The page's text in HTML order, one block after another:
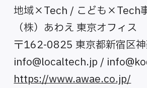
地域×Tech / こども×Tech
（株）あわえ 東京オフィス
〒162-0825 東京都新宿区
info@localtech.jp /
https://www.awae.co.jp/